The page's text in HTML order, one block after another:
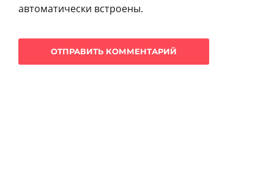
автоматически встроены.